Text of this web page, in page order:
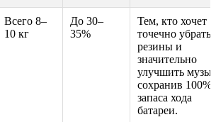
Всего 8–
10 кг
До 30–
35%
Тем, кто хочет
точечно убрать
резины и
значительно
улучшить
сохранив 100%
запаса хода
батареи.